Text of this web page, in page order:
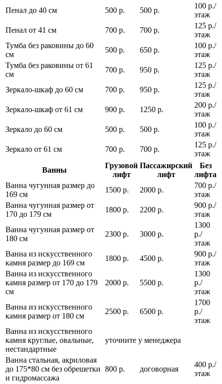
Пенал до 40 см 500 р. 500 р.
100 р./
этаж
Пенал от 41 см
700 р. 700 р.
125 р./
этаж
Тумба без раковины до 60
см
500 р. 650 р.
100 р./
этаж
Тумба без раковины от 61
см
700 р. 950 р.
125 р./
этаж
Зеркало-шкаф до 60 см
700 р. 950 р.
125 р./
этаж
Зеркало-шкаф от 61 см
900 р. 1250 р.
200 р./
этаж
Зеркало до 60 см
500 р. 500 р.
100 р./
этаж
Зеркало от 61 см
700 р. 700 р.
125 р./
этаж
Ванны
Грузовой
лифт
Пассажирский
лифт
Без
лифта
Ванна чугунная размер до
169 см
1500 р. 2000 р.
700 р./
этаж
Ванна чугунная размер от
170 до 179 см
1800 р. 2200 р.
900 р./
этаж
Ванна чугунная размер от
180 см
2300 р. 3000 р.
1300
р./
этаж
Ванна из искусственного
камня размер до 169 см
1800 р. 4500 р.
900 р./
этаж
Ванна из искусственного
камня размер от 170 до 179
см
2000 р. 5500 р.
1300
р./
этаж
Ванна из искусственного
камня размер от 180 см
2500 р. 6500 р.
1700
р./
этаж
Ванна из искусственного
камня круглые, овальные,
нестандартные
уточните у менеджера
Ванна стальная, акриловая
до 175*80 см без обрешетки
и гидромассажа
800 р. договорная
400 р./
этаж